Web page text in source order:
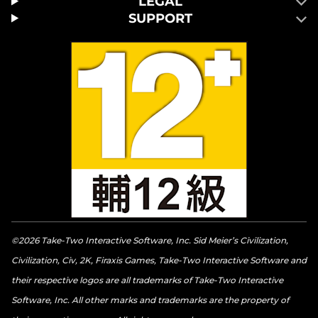
SUPPORT
©2026 Take-Two Interactive Software, Inc. Sid Meier’s Civilization,
Civilization, Civ, 2K, Firaxis Games, Take-Two Interactive Software and
their respective logos are all trademarks of Take-Two Interactive
Software, Inc. All other marks and trademarks are the property of